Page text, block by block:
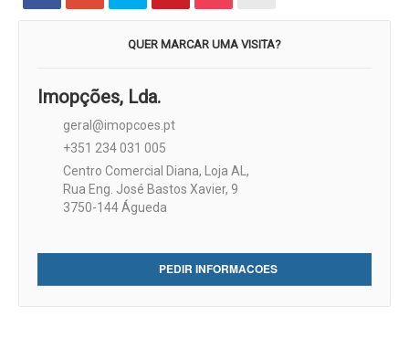
share
on
share
on
(Opens
para
partilhar
Twitter
(Opens
window)
share
on
(Opens
in
share
on
(Opens
in
imprimir
in
new
QUER MARCAR UMA VISITA?
Imopções, Lda.
geral@imopcoes.pt
+351 234 031 005
Centro Comercial Diana, Loja AL,
Rua Eng. José Bastos Xavier, 9
3750-144 Águeda
PEDIR INFORMACOES